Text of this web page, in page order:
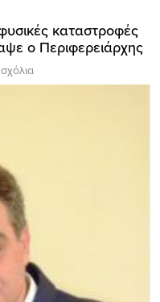
καταστροφές
ο Περιφερειάρχης